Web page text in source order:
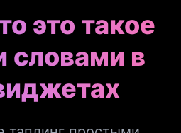
это такое
словами в